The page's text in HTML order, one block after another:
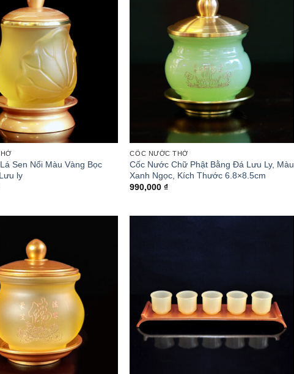
Sen Nổi Màu Vàng Bọc
ly
CỐC NƯỚC THỜ
Cốc Nước Chữ Phật Bằng Đá Lưu Ly, Màu
Xanh Ngọc, Kích Thước 6.8×8.5cm
990,000₫